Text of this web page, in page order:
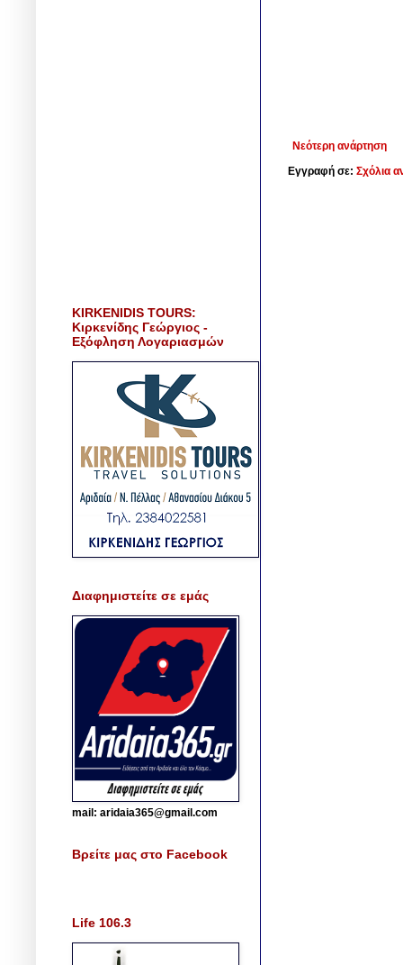
Νεότερη ανάρτηση
Εγγραφή σε: Σχόλια
KIRKENIDIS TOURS:
Κιρκενίδης Γεώργιος -
Εξόφληση Λογαριασμών
Διαφημιστείτε σε εμάς
mail: aridaia365@gmail.com
Βρείτε μας στο Facebook
Life 106.3